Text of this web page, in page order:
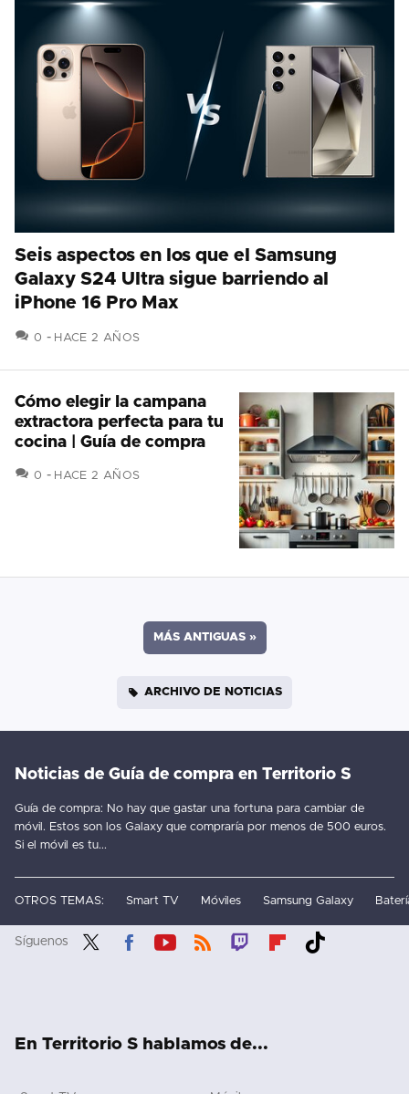
Seis aspectos en los que el Samsung
Galaxy S24 Ultra sigue barriendo al
iPhone 16 Pro Max
0 COMENTARIOS
HACE 2 AÑOS
Cómo elegir la campana
extractora perfecta para tu
cocina | Guía de compra
0 COMENTARIOS
HACE 2 AÑOS
MÁS ANTIGUAS »
ARCHIVO DE NOTICIAS
Noticias de Guía de compra en Territorio S
Guía de compra: No hay que gastar una fortuna para cambiar de
móvil. Estos son los Galaxy que compraría por menos de 500 euros.
Si el móvil es tu...
OTROS TEMAS: Smart TV Móviles Samsung Galaxy
Síguenos
En Territorio S hablamos de...